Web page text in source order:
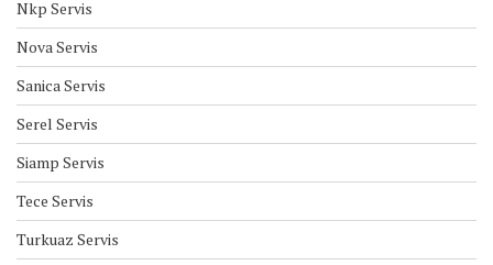
Nkp Servis
Nova Servis
Sanica Servis
Serel Servis
Siamp Servis
Tece Servis
Turkuaz Servis